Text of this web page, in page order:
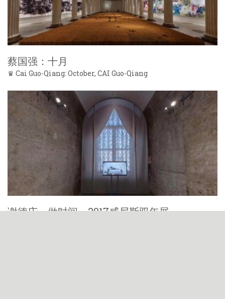
蔡国强：十月
♛ Cai Guo-Qiang: October, CAI Guo-Qiang
谢德庆－做时间，2017威尼斯双年展